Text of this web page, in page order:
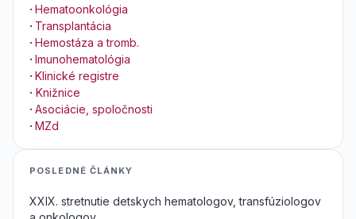
· Hematoonkológia
· Transplantácia
· Hemostáza a tromb.
· Imunohematológia
· Klinické registre
· Knižnice
· Asociácie, spoločnosti
· MZd
POSLEDNÉ ČLÁNKY
XXIX. stretnutie detskych hematologov, transfúziologov